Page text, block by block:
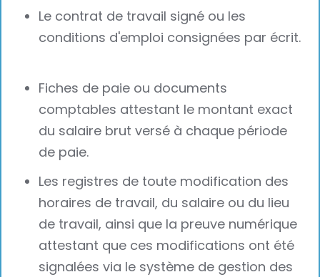
Le contrat de travail signé ou les
conditions d'emploi consignées par écrit.
Fiches de paie ou documents
comptables attestant le montant exact
du salaire brut versé à chaque période
de paie.
Les registres de toute modification des
horaires de travail, du salaire ou du lieu
de travail, ainsi que la preuve numérique
attestant que ces modifications ont été
signalées via le système de gestion des